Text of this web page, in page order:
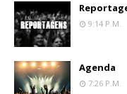
9:14 P.m.
Agenda
7:26 P.m.